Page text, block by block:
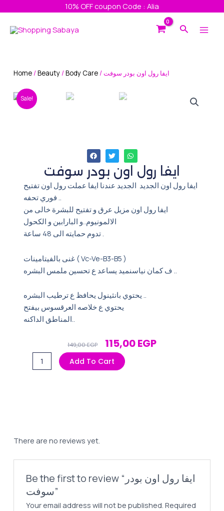
content
10% OFF coupon Code : Alia
Search
ايفا رول اون بودر سوفت
ايفا رول اون الجديد الجديد عندنا ايفا عملت رول اون تفتيح
ايفا رول اون مزيل عرق و تفتيح للبشرة خالى من
الالمونيوم..و البارابين و الكحول
تدوم حمايته الى 48 ساعة .
غنى بالفيتامينات ( Vc-Ve-B3-B5 )
يحتوي بانثينول يحافظ ع ترطيب البشره ..
يحتوي ع خلاصه العرقسوس بيفتح
المناطق الداكنه..
149,00EGP Original
Price
Was:
115,00EGPCurrent
Add To Cart
Home/Beauty/Body Care / ايفا رول اون بودر سوفت
Sale!
There are no reviews yet.
Be the first to review “ايفا رول اون بودر
سوفت”
Your email address will not be published. Required